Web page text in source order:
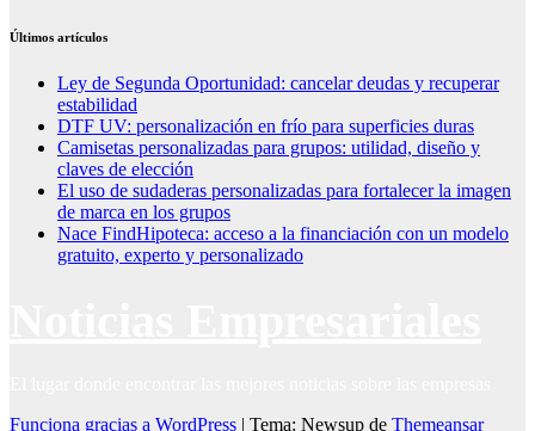
Últimos artículos
Ley de Segunda Oportunidad: cancelar deudas y recuperar
estabilidad
DTF UV: personalización en frío para superficies duras
Camisetas personalizadas para grupos: utilidad, diseño y
claves de elección
El uso de sudaderas personalizadas para fortalecer la imagen
de marca en los grupos
Nace FindHipoteca: acceso a la financiación con un modelo
gratuito, experto y personalizado
Funciona gracias a WordPress | Tema: Newsup de Themeansar